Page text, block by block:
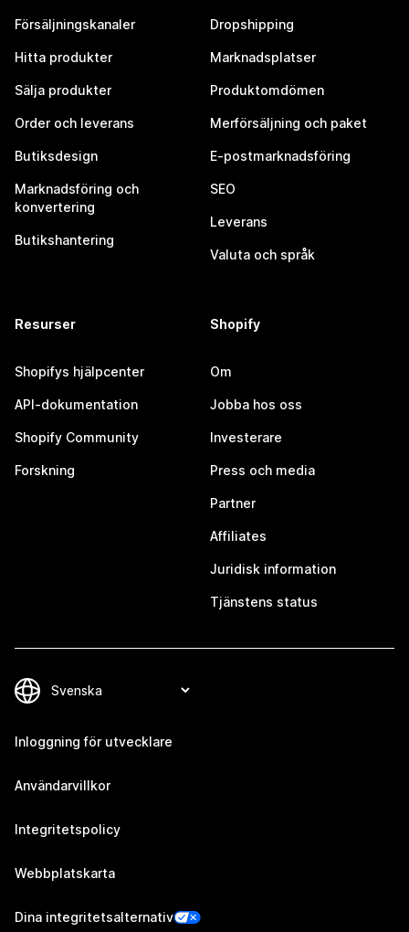
Försäljningskanaler
Hitta produkter
Sälja produkter
Order och leverans
Butiksdesign
Marknadsföring och
konvertering
Butikshantering
Dropshipping
Marknadsplatser
Produktomdömen
Merförsäljning och paket
E-postmarknadsföring
SEO
Leverans
Valuta och språk
Resurser
Shopifys hjälpcenter
API-dokumentation
Shopify Community
Forskning
Shopify
Om
Jobba hos oss
Investerare
Press och media
Partner
Affiliates
Juridisk information
Tjänstens status
Inloggning för utvecklare
Användarvillkor
Integritetspolicy
Webbplatskarta
Dina integritetsalternativ